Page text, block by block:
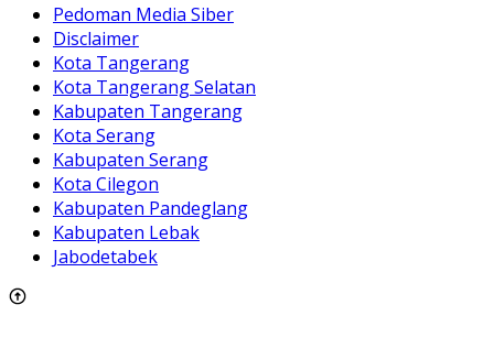
Pedoman Media Siber
Disclaimer
Kota Tangerang
Kota Tangerang Selatan
Kabupaten Tangerang
Kota Serang
Kabupaten Serang
Kota Cilegon
Kabupaten Pandeglang
Kabupaten Lebak
Jabodetabek